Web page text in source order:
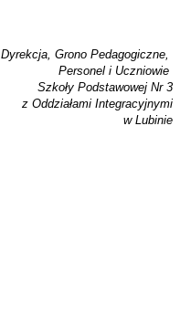
Dyrekcja, Grono Pedagogiczne,
Personel i Uczniowie
Szkoły Podstawowej Nr 3
z Oddziałami Integracyjnymi
w Lubinie